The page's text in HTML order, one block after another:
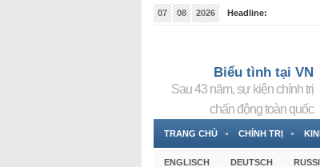
07 08 2026
Headline:
Biểu tình tại VN
Sau 43 năm, sự kiện chính trị
chấn động toàn quốc
TRANG CHỦ CHÍNH TRỊ
ENGLISCH DEUTSCH